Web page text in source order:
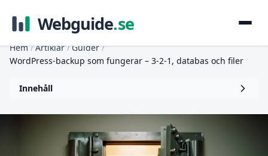
Webguide.se
Hem / Artiklar / Guider /
WordPress-backup som fungerar – 3-2-1, databas och filer
Innehåll